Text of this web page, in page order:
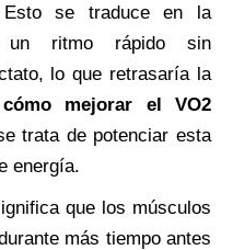
se traduce en la
un ritmo rápido sin
lo que retrasaría la
cómo mejorar el VO2
trata de potenciar esta
energía.
que los músculos
más tiempo antes